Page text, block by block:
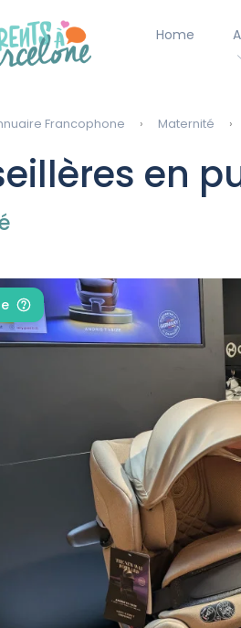
Home
Francophone Maternité
en